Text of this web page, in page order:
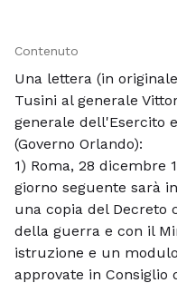
Contenuto
Una lettera (in
Tusini al generale
generale dell'Esercito
(Governo Orlando):
1) Roma, 28 dicembre
giorno seguente sarà
una copia del Decreto
della guerra e con il
istruzione e un
approvate in